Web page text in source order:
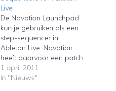
Live
De Novation Launchpad
kun je gebruiken als een
step-sequencer in
Ableton Live. Novation
heeft daarvoor een patch
uitgebracht voor
gebruikers van (het
1 april 2011
In "Nieuws"